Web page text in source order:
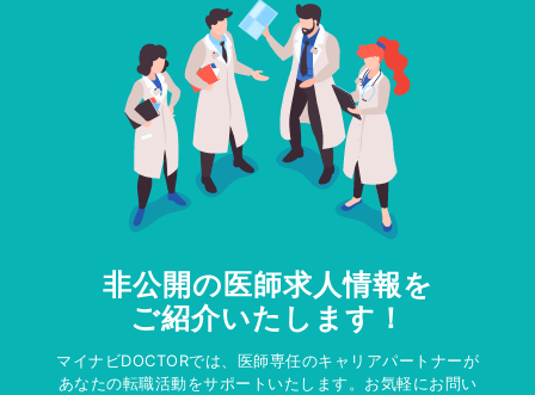
非公開の医師求人情報を
ご紹介いたします！
マイナビDOCTORでは、医師専任のキャリアパートナーが
あなたの転職活動をサポートいたします。お気軽にお問い